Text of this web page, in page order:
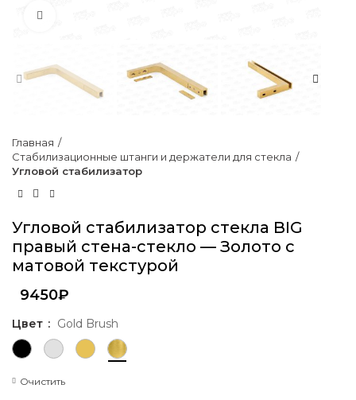
Главная
Стабилизационные штанги и держатели для стекла
Угловой стабилизатор
Угловой стабилизатор стекла BIG
правый стена-стекло — Золото с
матовой текстурой
9450₽
Цвет Gold Brush
Очистить